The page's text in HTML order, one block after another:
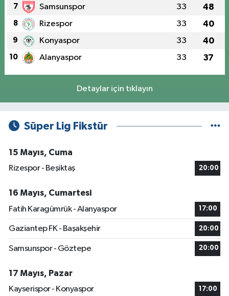
7 Samsunspor 33 48
8 Rizespor 33 40
9 Konyaspor 33 40
10 Alanyaspor 33 37
Detaylar için tıklayın
Süper Lig Fikstür
15 Mayıs, Cuma
Rizespor - Beşiktaş
20:00
16 Mayıs, Cumartesi
Fatih Karagümrük - Alanyaspor
17:00
Gaziantep FK - Başakşehir 20:00
Samsunspor - Göztepe 20:00
17 Mayıs, Pazar
Kayserispor - Konyaspor
17:00